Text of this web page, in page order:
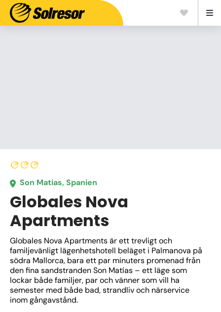
Son Matias, Spanien
Globales Nova
Apartments
Globales Nova Apartments är ett trevligt och
familjevänligt lägenhetshotell beläget i Palmanova på
södra Mallorca, bara ett par minuters promenad från
den fina sandstranden Son Matías – ett läge som
lockar både familjer, par och vänner som vill ha
semester med både bad, strandliv och närservice
inom gångavstånd.